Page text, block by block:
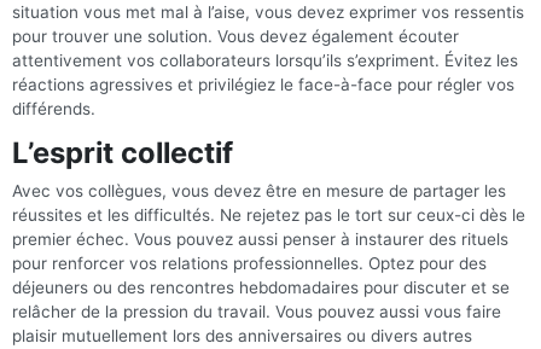
situation vous met mal à l’aise, vous devez exprimer vos ressentis
pour trouver une solution. Vous devez également écouter
attentivement vos collaborateurs lorsqu’ils s’expriment. Évitez les
réactions agressives et privilégiez le face-à-face pour régler vos
différends.
L’esprit collectif
Avec vos collègues, vous devez être en mesure de partager les
réussites et les difficultés. Ne rejetez pas le tort sur ceux-ci dès le
premier échec. Vous pouvez aussi penser à instaurer des rituels
pour renforcer vos relations professionnelles. Optez pour des
déjeuners ou des rencontres hebdomadaires pour discuter et se
relâcher de la pression du travail. Vous pouvez aussi vous faire
plaisir mutuellement lors des anniversaires ou divers autres